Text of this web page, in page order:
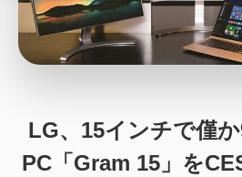
回線 iPhone Mac
オーディオ
LG、15インチで僅
PC「Gram 15」を